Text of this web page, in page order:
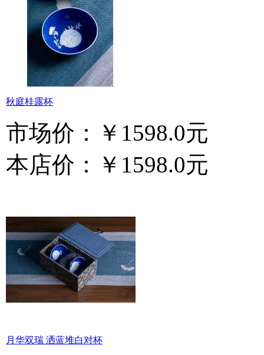
秋庭桂露杯
市场价：
￥1598.0元
本店价：
￥1598.0元
月华双瑞 洒蓝堆白对杯